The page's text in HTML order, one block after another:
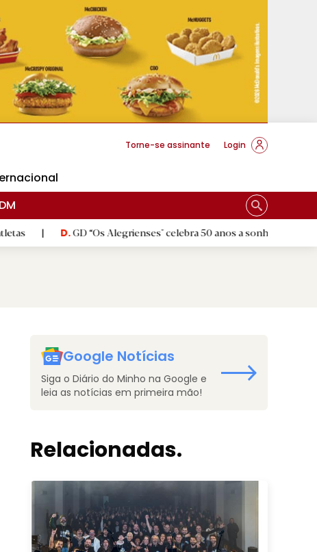
Braga
Torne-se assinante Login
D.GD “Os Alegrienses" celebra 50 anos a sonhar com «casa própria»
Google Notícias
Siga o Diário do Minho na Google e
leia as notícias em primeira mão!
Relacionadas.